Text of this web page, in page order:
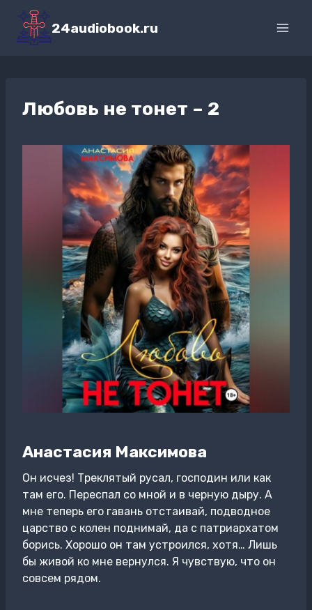
Перейти
содержимому
24audiobook.ru
Любовь не тонет – 2
Анастасия Максимова
Он исчез! Треклятый русал, господин или как
там его. Переспал со мной и в черную дыру. А
мне теперь его гавань отстаивай, подводное
царство с колен поднимай, да с патриархатом
борись. Хорошо он там устроился, хотя… Лишь
бы живой ко мне вернулся. Я чувствую, что он
совсем рядом.